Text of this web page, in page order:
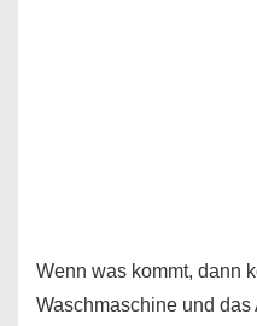
Wenn was kommt, dann
Waschmaschine und